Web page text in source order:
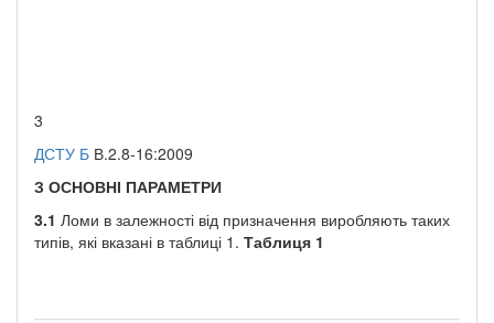
3
ДСТУ Б В.2.8-16:2009
З ОСНОВНІ ПАРАМЕТРИ
3.1 Ломи в залежності від призначення виробляють таких
типів, які вказані в таблиці 1. Таблиця 1